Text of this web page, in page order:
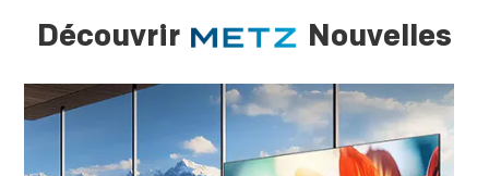
Découvrir Nouvelles